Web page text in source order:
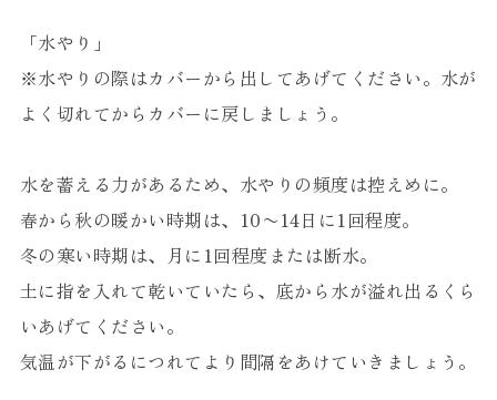
「水やり」
※水やりの際はカバーから出してあげてください。水が
よく切れてからカバーに戻しましょう。
水を蓄える力があるため、水やりの頻度は控えめに。
春から秋の暖かい時期は、10〜14日に1回程度。
冬の寒い時期は、月に1回程度または断水。
土に指を入れて乾いていたら、底から水が溢れ出るくら
いあげてください。
気温が下がるにつれてより間隔をあけていきましょう。